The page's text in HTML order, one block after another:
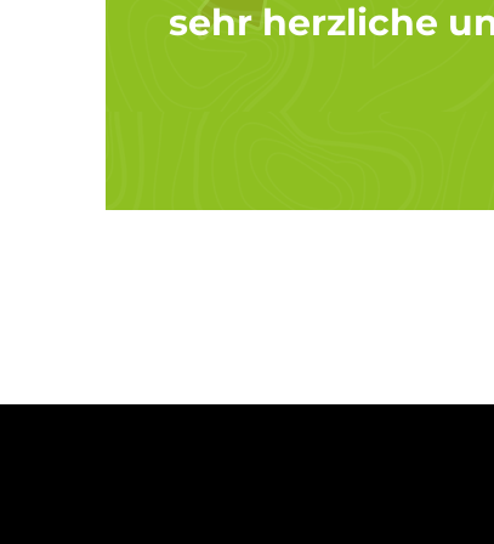
sehr herzliche